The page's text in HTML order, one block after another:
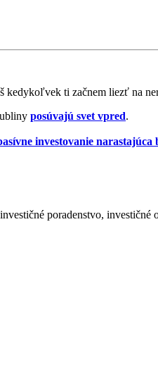
kedykoľvek ti začnem liezť na
posúvajú svet vpred.
investovanie narastajúca
poradenstvo,